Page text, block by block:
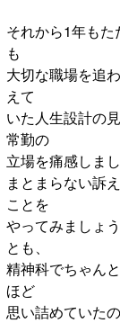
それから1年も
も
大切な職場を追
えて
いた人生設計の
常勤の
立場を痛感しま
まとまらない訴
ことを
やってみましょ
とも、
精神科でちゃん
ほど
思い詰めていた